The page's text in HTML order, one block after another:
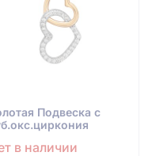
Подвеска с
в наличии